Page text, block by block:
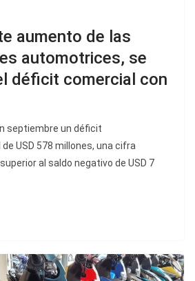
aumento de las
automotrices, se
déficit comercial con
septiembre un déficit
USD 578 millones, una cifra
al saldo negativo de USD 7